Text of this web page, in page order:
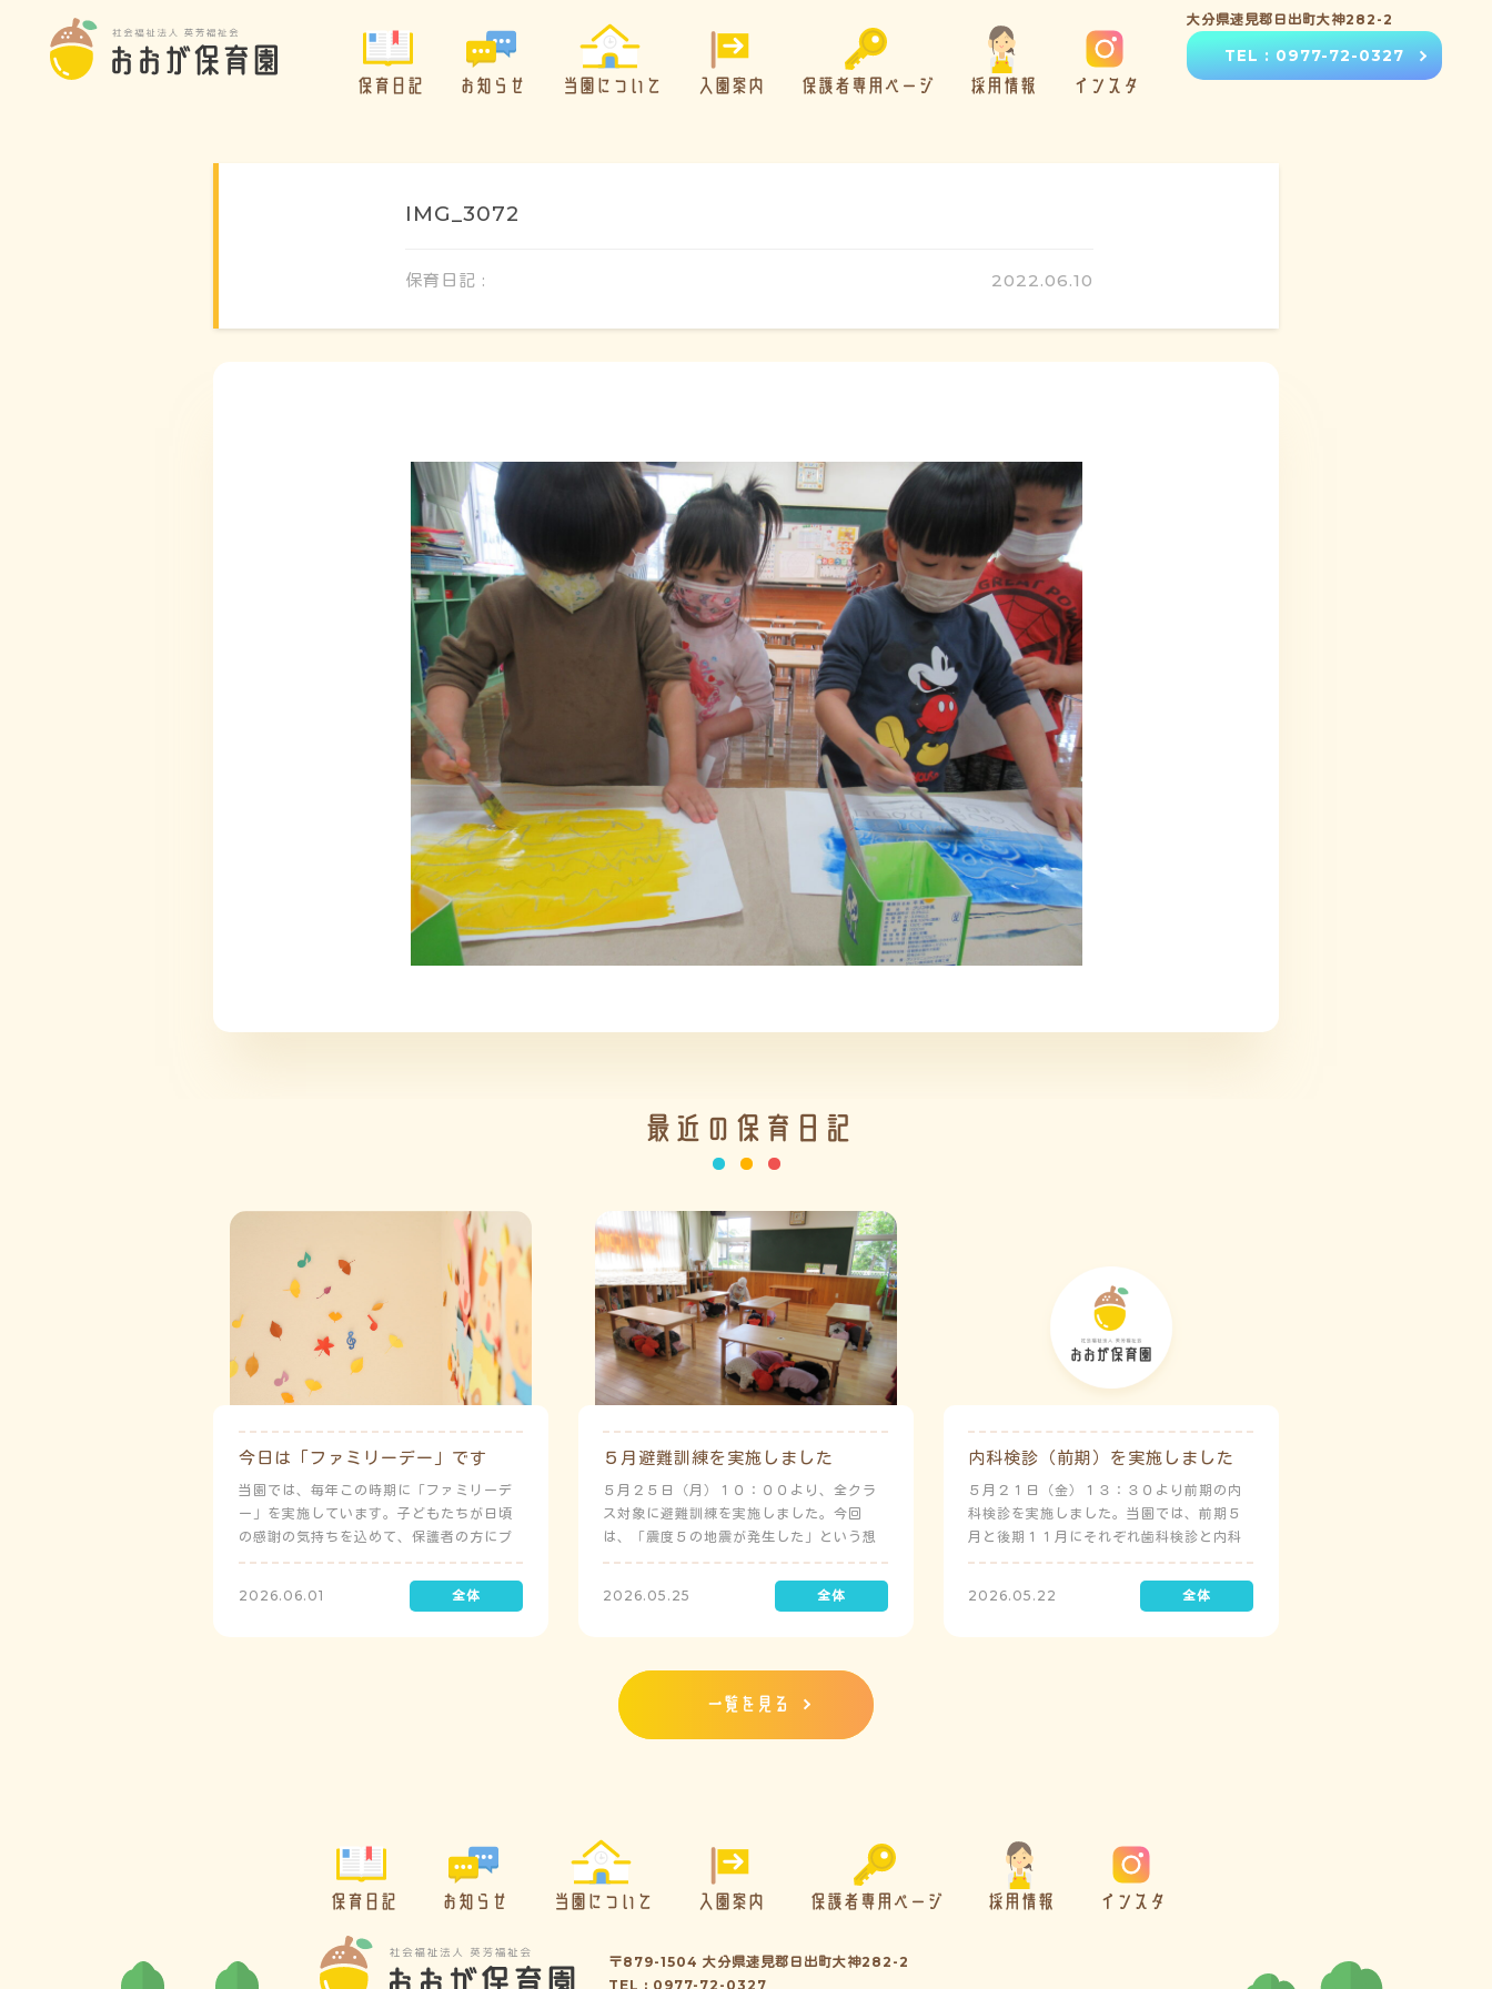
保育日記 お知らせ 当園について 入園案内 保護者専用ページ 採用情報 インスタ
大分県速見郡日出町大神282-2
TEL : 0977-72-0327
IMG_3072
保育日記 : 2022.06.10
最近の保育日記
今日は「ファミリーデー」です
当園では、毎年この時期に「ファミリーデ
ー」を実施しています。子どもたちが日頃
の感謝の気持ちを込めて、保護者の方にプ
レゼントを制作して渡します。
2026.06.01
５月避難訓練を実施しました
５月２５日（月）１０：００より、全クラ
ス対象に避難訓練を実施しました。今回
は、「震度５の地震が発生した」という想
定で実施し、園児たちが職員の指示に従い
訓練に取り組みました。前庭（駐車場）に
全体集合をして人数確認をした後、各クラ
難することを想定（敷地面積が広いため）
しており、地震時の避難対応マニュアルの
作成を行政より免除されています。また、
2026.05.25
内科検診（前期）を実施しました
５月２１日（金）１３：３０より前期の内
科検診を実施しました。当園では、前期５
月と後期１１月にそれぞれ歯科検診と内科
検診を実施しています。
2026.05.22
一覧を見る
保育日記 お知らせ 当園について 入園案内 保護者専用ページ 採用情報 インスタ
〒879-1504 大分県速見郡日出町大神282-2
TEL : 0977-72-0327
1日のスケジュール
年間行事
施設の紹介